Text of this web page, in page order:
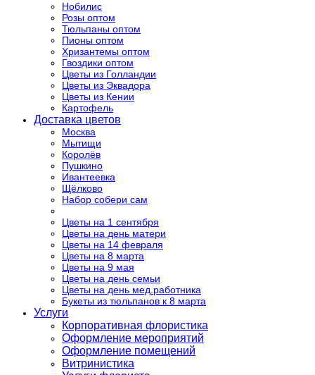
Нобилис
Розы оптом
Тюльпаны оптом
Пионы оптом
Хризантемы оптом
Гвоздики оптом
Цветы из Голландии
Цветы из Эквадора
Цветы из Кении
Картофель
Доставка цветов
Москва
Мытищи
Королёв
Пушкино
Ивантеевка
Щёлково
Набор собери сам
Цветы на 1 сентября
Цветы на день матери
Цветы на 14 февраля
Цветы на 8 марта
Цветы на 9 мая
Цветы на день семьи
Цветы на день мед.работника
Букеты из тюльпанов к 8 марта
Услуги
Корпоративная флористика
Оформление мероприятий
Оформление помещений
Витринистика